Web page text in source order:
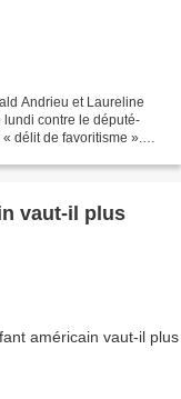
Andrieu et Laureline
lundi contre le député-
délit de favoritisme ».
vaut-il plus